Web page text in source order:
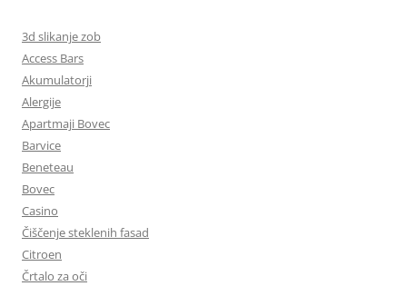
3d slikanje zob
Access Bars
Akumulatorji
Alergije
Apartmaji Bovec
Barvice
Beneteau
Bovec
Casino
Čiščenje steklenih fasad
Citroen
Črtalo za oči